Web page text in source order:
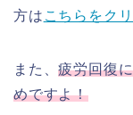
方は こちらをクリ
また、疲労回復
めですよ！